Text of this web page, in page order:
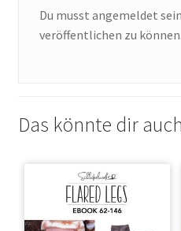
Du musst angemeldet
veröffentlichen zu können.
Das könnte dir